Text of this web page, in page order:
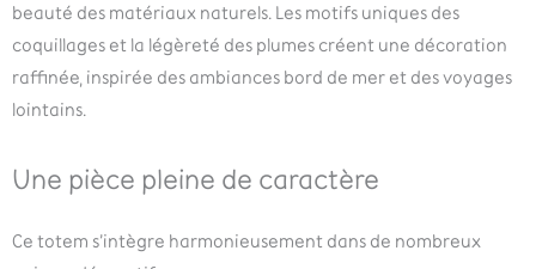
beauté des matériaux naturels. Les motifs uniques des
coquillages et la légèreté des plumes créent une décoration
raffinée, inspirée des ambiances bord de mer et des voyages
lointains.
Une pièce pleine de caractère
Ce totem s’intègre harmonieusement dans de nombreux